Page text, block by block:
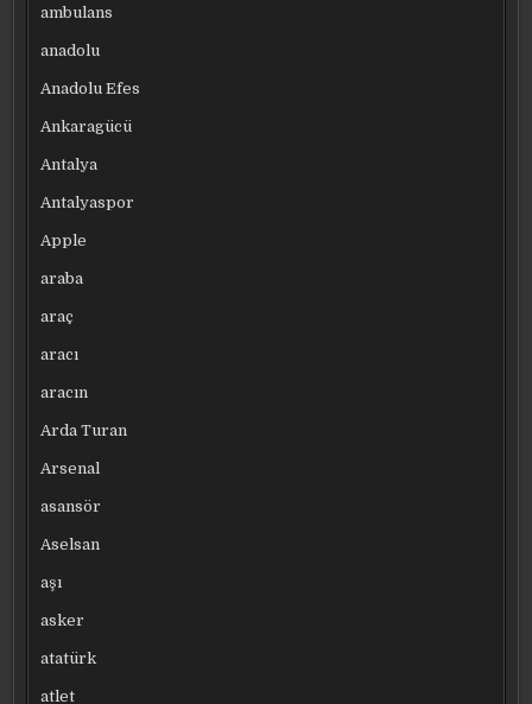
ambulans
anadolu
Anadolu Efes
Ankaragücü
Antalya
Antalyaspor
Apple
araba
araç
aracı
aracın
Arda Turan
Arsenal
asansör
Aselsan
aşı
asker
atatürk
atlet